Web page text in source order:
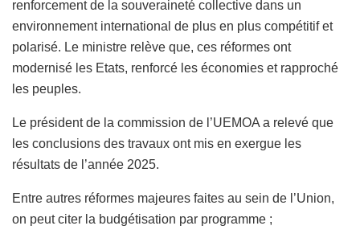
renforcement de la souveraineté collective dans un
environnement international de plus en plus compétitif et
polarisé. Le ministre relève que, ces réformes ont
modernisé les Etats, renforcé les économies et rapproché
les peuples.
Le président de la commission de l’UEMOA a relevé que
les conclusions des travaux ont mis en exergue les
résultats de l’année 2025.
Entre autres réformes majeures faites au sein de l’Union,
on peut citer la budgétisation par programme ;